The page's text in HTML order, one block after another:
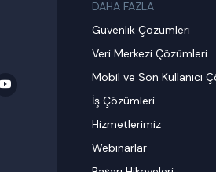
DAHA FAZLA
Güvenlik Çözümleri
Veri Merkezi Çözümleri
Mobil ve Son Kullanıcı
İş Çözümleri
Hizmetlerimiz
Webinarlar